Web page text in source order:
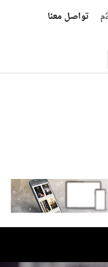
تواصل معنا